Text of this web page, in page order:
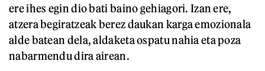
ere ihes egin dio bati baino gehiagori. Izan ere,
atzera begiratzeak berez daukan karga emozionala
alde batean dela, aldaketa ospatu nahia eta poza
nabarmendu dira airean.